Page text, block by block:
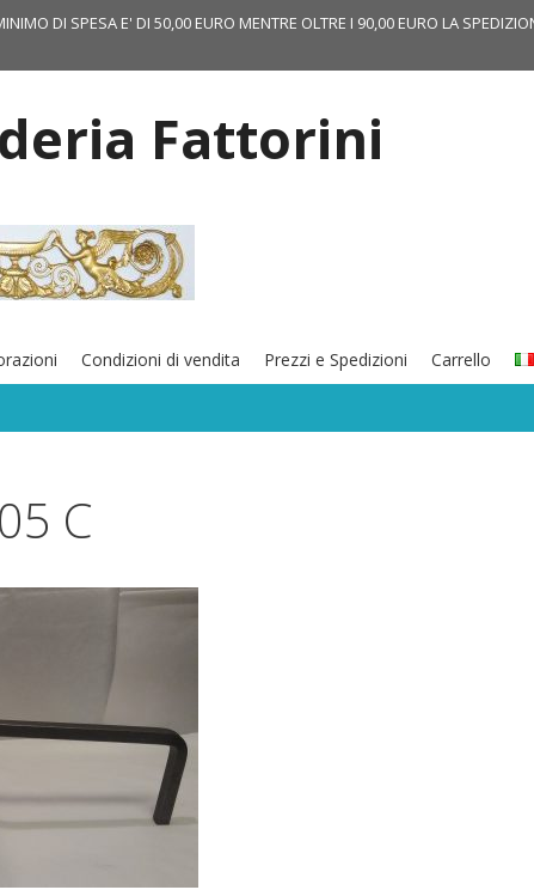
DI SPESA E' DI 50,00 EURO MENTRE OLTRE I 90,00 EURO LA
Fattorini
Condizioni di vendita Prezzi e Spedizioni Carrello
C